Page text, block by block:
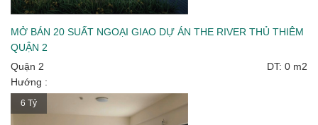
MỞ BÁN 20 SUẤT NGOẠI GIAO DỰ ÁN THE RIVER THỦ THIÊM
QUẬN 2
Quận 2
DT: 0 m2
Hướng :
6 Tỷ